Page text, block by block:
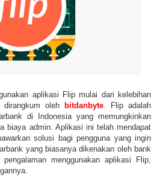
aplikasi Flip mulai dari kelebihan
oleh
bitdanbyte. Flip adalah
di Indonesia yang memungkinkan
biaya admin. Aplikasi ini telah mendapat
solusi bagi pengguna yang ingin
yang biasanya dikenakan oleh bank
menggunakan aplikasi Flip,